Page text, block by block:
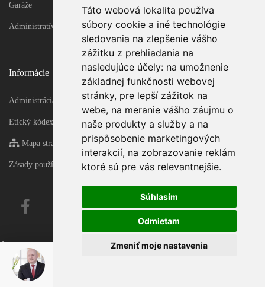
Táto webová lokalita používa
súbory cookie a iné technológie
sledovania na zlepšenie vášho
zážitku z prehliadania na
nasledujúce účely: na umožnenie
základnej funkčnosti webovej
stránky, pre lepší zážitok na
webe, na meranie vášho záujmu o
naše produkty a služby a na
prispôsobenie marketingových
interakcií, na zobrazovanie reklám
ktoré sú pre vás relevantnejšie.
Súhlasím
Odmietam
Zmeniť moje nastavenia
Garáže
Administratívne objekty
Informácie
Administrácia
Etický kódex
Mapa stránky
Zásady používania súborov cookie
Čas generovania 0.10283803939819 sekúnd!
Čas generovania - final 0.11132597923279 sekúnd!